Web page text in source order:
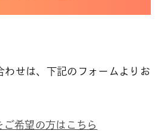
わせは、下記のフォームよりお
ご希望の方はこちら